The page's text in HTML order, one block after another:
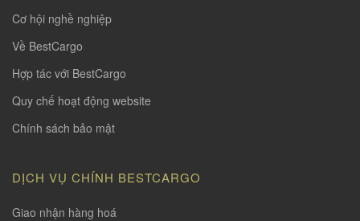
Cơ hội nghề nghiệp
Về BestCargo
Hợp tác với BestCargo
Quy chế hoạt động website
Chính sách bảo mật
DỊCH VỤ CHÍNH BESTCARGO
Giao nhận hàng hoá